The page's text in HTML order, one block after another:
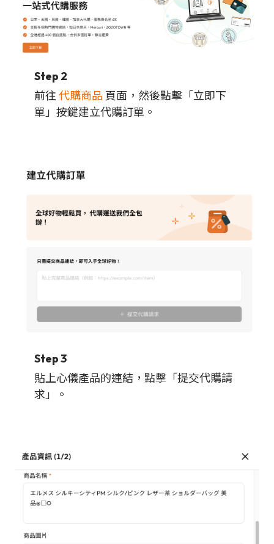
Step 2
前往 代購商品 頁面，然後點擊「立即下
單」按鍵建立代購訂單。
Step 3
貼上心儀產品的連結，點擊「提交代購請
求」。